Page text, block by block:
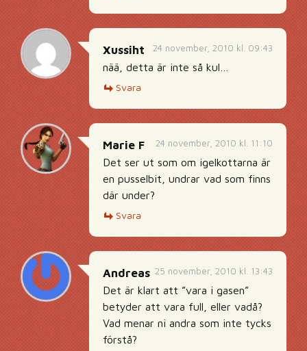
24 november, 2010 kl. 09:43
Xussiht
nää, detta är inte så kul…
Svara
24 november, 2010 kl. 11:10
Marie F
Det ser ut som om igelkottarna är
en pusselbit, undrar vad som finns
där under?
Svara
25 november, 2010 kl. 13:43
Andreas
Det är klart att ”vara i gasen”
betyder att vara full, eller vadå?
Vad menar ni andra som inte tycks
förstå?